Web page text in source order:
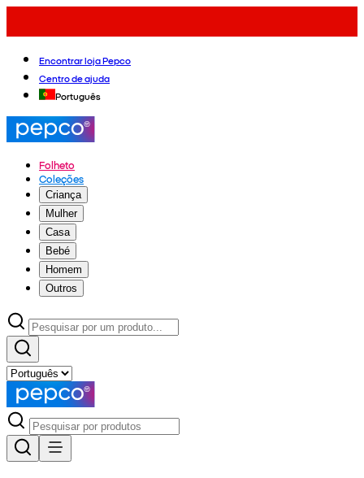
Encontrar loja Pepco
Centro de ajuda
Português
Folheto
Coleções
Criança
Mulher
Casa
Bebé
Homem
Outros